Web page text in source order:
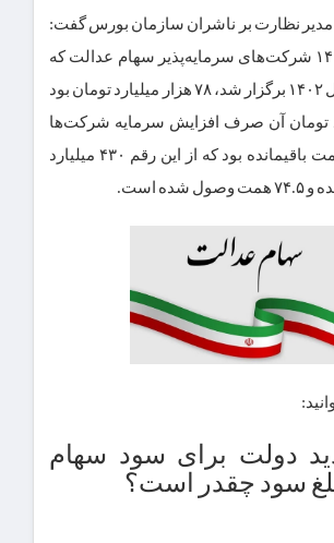
مدیر نظارت بر ناشران سازمان بورس گفت:
سود عملکرد ۱۴۰۱ شرکت‌های سرمایه‌پذیر سهام عدالت که
مجامع آن در سال ۱۴۰۲ برگزار شد، ۷۸ هزار میلیارد تومان بود
میلیارد تومان آن صرف افزایش سرمایه شرکت‌ها
شد، حدود ۷۵ همت باقیمانده بود که از این رقم ۴۳۰ میلیارد
است.
دولت برای سود سهام
سود چقدر است؟